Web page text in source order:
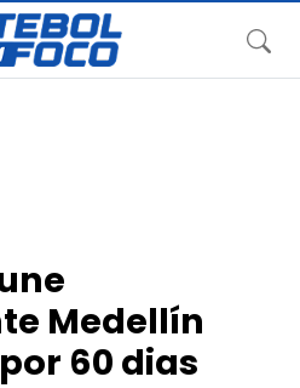
Medellín
60 dias